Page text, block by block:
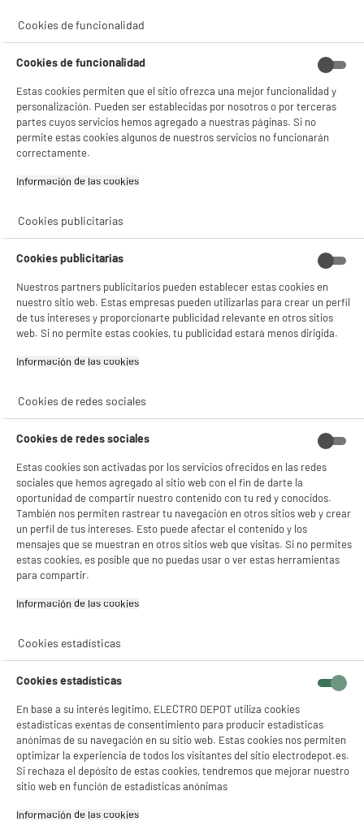
product_anchor_characteristics
279€96
DEPOT
Con el fin de mejorar tu experiencia, y tras tu consentimiento, ELECTRO DEPOT
- compartir contenido adaptado a tus preferencias
- facilitar el intercambio de contenido en las redes sociales
- analizar el tráfico en nuestro sitio web Consulta la política de cookies.
Consulta la política de cookies..
Si aceptas, la experiencia será aún mejor. Si no acepta, se utilizarán cookies
gestionando sus cookies.
Cookies de funcionalidad
Cookies de funcionalidad
Estas cookies permiten que el sitio ofrezca una mejor funcionalidad y
personalización. Pueden ser establecidas por nosotros o por terceras
partes cuyos servicios hemos agregado a nuestras páginas. Si no
permite estas cookies algunos de nuestros servicios no funcionarán
correctamente.
Información de las cookies‎
Cookies publicitarias
Cookies publicitarias
Nuestros partners publicitarios pueden establecer estas cookies en
nuestro sitio web. Estas empresas pueden utilizarlas para crear un perfil
de tus intereses y proporcionarte publicidad relevante en otros sitios
web. Si no permite estas cookies, tu publicidad estará menos dirigida.
Información de las cookies‎
Cookies de redes sociales
Cookies de redes sociales
Estas cookies son activadas por los servicios ofrecidos en las redes
sociales que hemos agregado al sitio web con el fin de darte la
oportunidad de compartir nuestro contenido con tu red y conocidos.
También nos permiten rastrear tu navegación en otros sitios web y crear
un perfil de tus intereses. Esto puede afectar el contenido y los
mensajes que se muestran en otros sitios web que visitas. Si no permites
estas cookies, es posible que no puedas usar o ver estas herramientas
para compartir.
Información de las cookies‎
Cookies estadísticas
Cookies estadísticas
En base a su interés legítimo, ELECTRO DEPOT utiliza cookies
estadísticas exentas de consentimiento para producir estadísticas
anónimas de su navegación en su sitio web. Estas cookies nos permiten
optimizar la experiencia de todos los visitantes del sitio electrodepot.es.
Si rechaza el depósito de estas cookies, tendremos que mejorar nuestro
sitio web en función de estadísticas anónimas
Información de las cookies‎